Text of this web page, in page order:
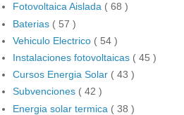
Fotovoltaica Aislada ( 68 )
Baterias ( 57 )
Vehiculo Electrico ( 54 )
Instalaciones fotovoltaicas ( 45 )
Cursos Energia Solar ( 43 )
Subvenciones ( 42 )
Energia solar termica ( 38 )